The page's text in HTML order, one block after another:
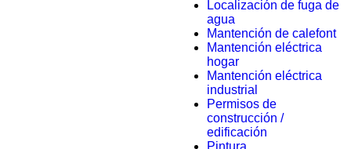
Localización de fuga de
agua
Mantención de calefont
Mantención eléctrica
hogar
Mantención eléctrica
industrial
Permisos de
construcción /
edificación
Pintura